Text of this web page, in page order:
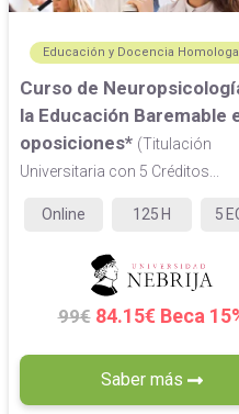
Educación y Docencia
Curso de
la Educación Baremable
oposiciones* (Titulación
Universitaria con 5 Créditos...
Online 125 H 5
99€ 84.15€ Beca
Saber más